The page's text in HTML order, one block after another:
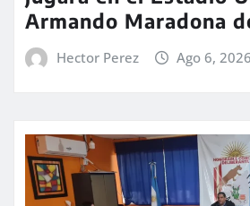
Armando Maradona
Hector Perez Ago 6, 2026